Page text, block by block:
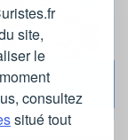
site,
le
consultez
situé tout
du magazine
Les Curistes